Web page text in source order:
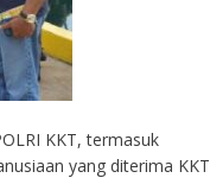
KKT, termasuk
yang diterima KKT